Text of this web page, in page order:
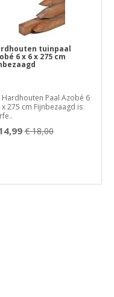
tuinpaal
6 x 6 x 275 cm
Hardhouten Paal Azobé 6
x 275 cm Fijnbezaagd is
€ 18,00